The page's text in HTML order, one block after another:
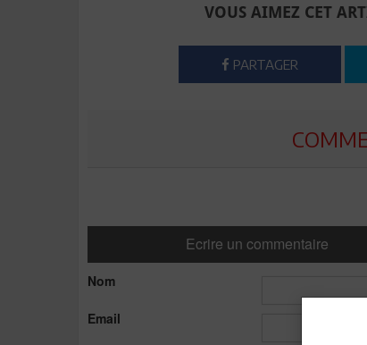
VOUS AIMEZ CET
PARTAGER
Ecrire un commentaire
Nom
Email